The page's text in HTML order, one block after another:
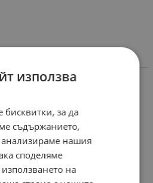
2 DIN на HYUNDAI
използва
бисквитки, за да
съдържанието,
анализираме нашия
споделяме
на